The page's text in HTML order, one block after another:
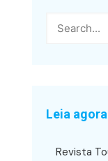
Leia
Revista